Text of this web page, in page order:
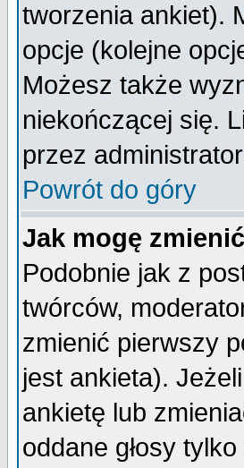
tworzenia ankiet).
opcje (kolejne
Możesz także
niekończącej się.
przez
Powrót do góry
Jak mogę
Podobnie jak z
twórców,
zmienić pierwszy
jest ankieta).
ankietę lub
oddane głosy